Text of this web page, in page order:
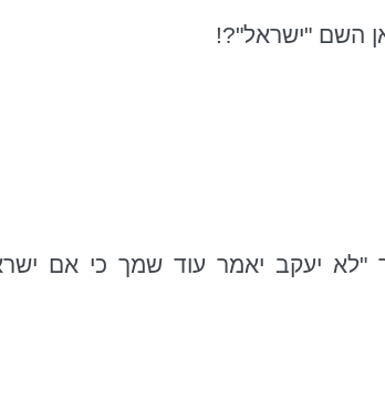
השם "ישראל"?!
"לא יעקב יאמר עוד שמך כי אם